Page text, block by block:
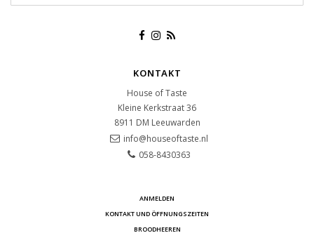
KONTAKT
House of Taste
Kleine Kerkstraat 36
8911 DM Leeuwarden
info@houseoftaste.nl
058-8430363
ANMELDEN
KONTAKT UND ÖFFNUNGSZEITEN
BROODHEEREN